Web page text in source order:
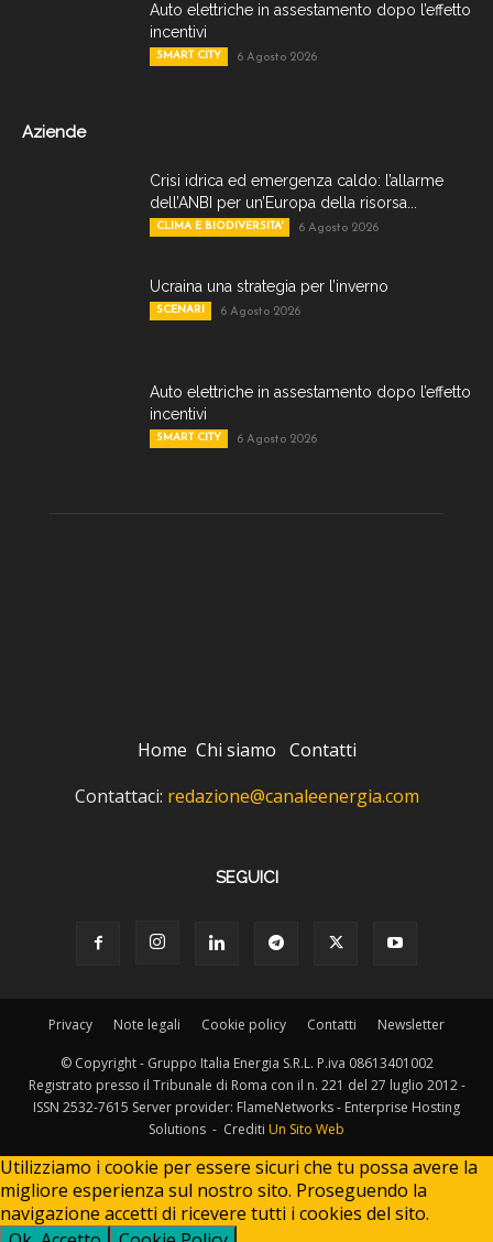
Auto elettriche in assestamento dopo l’effetto
incentivi
SMART CITY 6 Agosto 2026
Aziende
Crisi idrica ed emergenza caldo: l’allarme
dell’ANBI per un’Europa della risorsa...
CLIMA E BIODIVERSITA' 6 Agosto 2026
Ucraina una strategia per l’inverno
SCENARI 6 Agosto 2026
Auto elettriche in assestamento dopo l’effetto
incentivi
SMART CITY 6 Agosto 2026
Home Chi siamo Contatti
Contattaci: redazione@canaleenergia.com
SEGUICI
Privacy Note legali Cookie policy Contatti Newsletter
© Copyright - Gruppo Italia Energia S.R.L. P.iva 08613401002
Registrato presso il Tribunale di Roma con il n. 221 del 27 luglio 2012 -
ISSN 2532-7615 Server provider: FlameNetworks - Enterprise Hosting
Solutions - Crediti Un Sito Web
Utilizziamo i cookie per essere sicuri che tu possa avere la
migliore esperienza sul nostro sito. Proseguendo la
navigazione accetti di ricevere tutti i cookies del sito.